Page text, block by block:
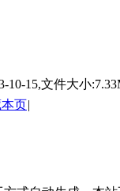
15,文件大小
页|